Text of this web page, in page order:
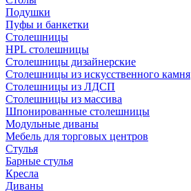
Подушки
Пуфы и банкетки
Столешницы
HPL столешницы
Столешницы дизайнерские
Столешницы из искусственного камня
Столешницы из ЛДСП
Столешницы из массива
Шпонированные столешницы
Модульные диваны
Мебель для торговых центров
Стулья
Барные стулья
Кресла
Диваны